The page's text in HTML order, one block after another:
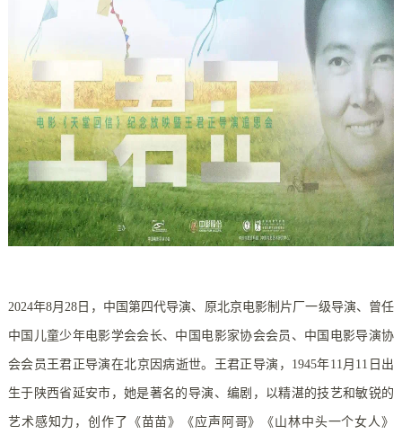
2024年8月28日，中国第四代导演、原北京电影制片厂一级导演、曾任
中国儿童少年电影学会会长、中国电影家协会会员、中国电影导演协
会会员王君正导演在北京因病逝世。王君正导演，1945年11月11日出
生于陕西省延安市，她是著名的导演、编剧，以精湛的技艺和敏锐的
艺术感知力，创作了《苗苗》《应声阿哥》《山林中头一个女人》